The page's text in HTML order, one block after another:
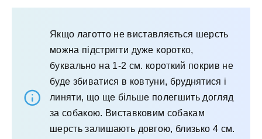
Якщо лаготто не виставляється шерсть
можна підстригти дуже коротко,
буквально на 1-2 см. короткий покрив не
буде збиватися в ковтуни, бруднятися і
линяти, що ще більше полегшить догляд
за собакою. Виставковим собакам
шерсть залишають довгою, близько 4 см.